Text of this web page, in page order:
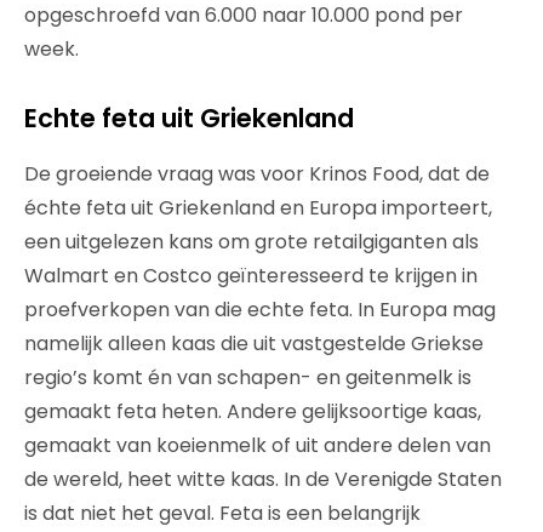
opgeschroefd van 6.000 naar 10.000 pond per
week.
Echte feta uit Griekenland
De groeiende vraag was voor Krinos Food, dat de
échte feta uit Griekenland en Europa importeert,
een uitgelezen kans om grote retailgiganten als
Walmart en Costco geïnteresseerd te krijgen in
proefverkopen van die echte feta. In Europa mag
namelijk alleen kaas die uit vastgestelde Griekse
regio’s komt én van schapen- en geitenmelk is
gemaakt feta heten. Andere gelijksoortige kaas,
gemaakt van koeienmelk of uit andere delen van
de wereld, heet witte kaas. In de Verenigde Staten
is dat niet het geval. Feta is een belangrijk